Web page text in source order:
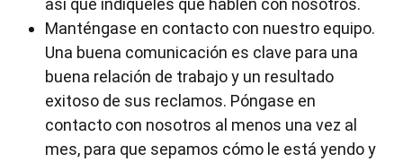
así que indíqueles que hablen con nosotros.
Manténgase en contacto con nuestro equipo.
Una buena comunicación es clave para una
buena relación de trabajo y un resultado
exitoso de sus reclamos. Póngase en
contacto con nosotros al menos una vez al
mes, para que sepamos cómo le está yendo y